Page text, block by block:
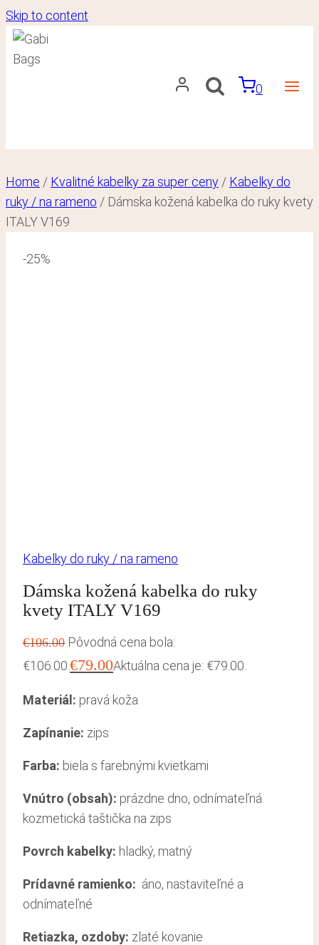
Skip to content
0
Home / Kvalitné kabelky za super ceny / Kabelky do
ruky / na rameno / Dámska kožená kabelka do ruky kvety
ITALY V169
-25%
Kabelky do ruky / na rameno
Dámska kožená kabelka do ruky
kvety ITALY V169
€106.00 Pôvodná cena bola:
€106.00.€79.00Aktuálna cena je: €79.00.
Materiál: pravá koža
Zapínanie: zips
Farba: biela s farebnými kvietkami
Vnútro (obsah): prázdne dno, odnímateľná
kozmetická taštička na zips
Povrch kabelky: hladký, matný
Prídavné ramienko: áno, nastaviteľné a
odnímateľné
Retiazka, ozdoby: zlaté kovanie